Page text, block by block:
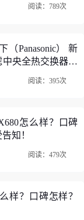
阅读：789次
（Panasonic） 新
中央全热交换器大
中央新风
阅读：395次
怎么样？口碑
知！
阅读：479次
样？口碑怎样？